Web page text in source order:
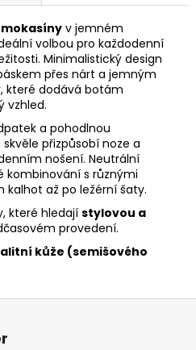
v jemném
volbou pro každodenní
Minimalistický design
přes nárt a jemným
které dodává botám
vzhled.
a pohodlnou
přizpůsobí noze a
nošení. Neutrální
kombinování s různými
až po ležérní šaty.
které hledají stylovou a
provedení.
kůže (semišového